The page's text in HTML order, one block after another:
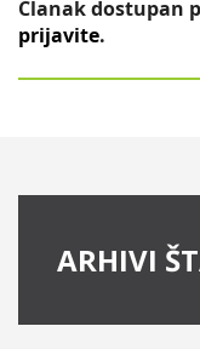
Članak dostupan
prijavite.
ARHIVI